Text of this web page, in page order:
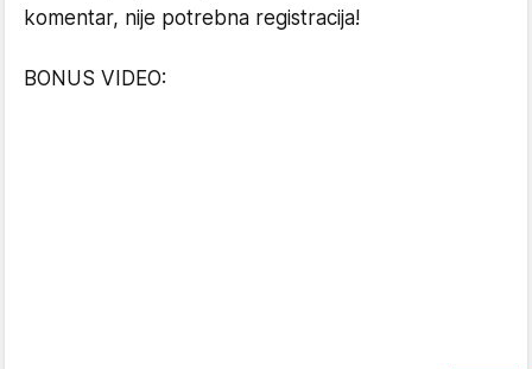
komentar, nije potrebna registracija!
BONUS VIDEO: